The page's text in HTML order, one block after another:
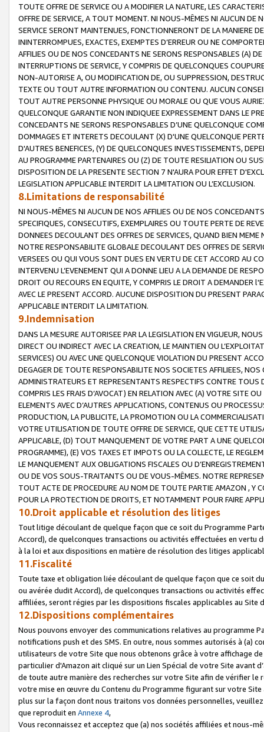
TOUTE OFFRE DE SERVICE OU A MODIFIER LA NATURE, LES
OFFRE DE SERVICE, A TOUT MOMENT. NI NOUS-MÊMES NI AUCUN DE
SERVICE SERONT MAINTENUES, FONCTIONNERONT DE LA MANIERE
ININTERROMPUES, EXACTES, EXEMPTES D’ERREUR OU NE
AFFILIES OU DE NOS CONCEDANTS NE SERONS RESPONSABLES (A)
INTERRUPTIONS DE SERVICE, Y COMPRIS DE QUELCONQUES
NON-AUTORISE A, OU MODIFICATION DE, OU SUPPRESSION,
TEXTE OU TOUT AUTRE INFORMATION OU CONTENU. AUCUN
TOUT AUTRE PERSONNE PHYSIQUE OU MORALE OU QUE VOUS
QUELCONQUE GARANTIE NON INDIQUEE EXPRESSEMENT DANS LE
CONCEDANTS NE SERONS RESPONSABLES D’UNE QUELCONQUE
DOMMAGES ET INTERETS DECOULANT (X) D'UNE QUELCONQUE
D'AUTRES BENEFICES, (Y) DE QUELCONQUES INVESTISSEMENTS,
AU PROGRAMME PARTENAIRES OU (Z) DE TOUTE RESILIATION OU
DISPOSITION DE LA PRESENTE SECTION 7 N'AURA POUR EFFET
LEGISLATION APPLICABLE INTERDIT LA LIMITATION OU L’EXCLUSION.
8.Limitations de responsabilité
NI NOUS-MÊMES NI AUCUN DE NOS AFFILIES OU DE NOS
SPECIFIQUES, CONSECUTIFS, EXEMPLAIRES OU TOUTE PERTE DE
DONNEES DECOULANT DES OFFRES DE SERVICES, QUAND BIEN
NOTRE RESPONSABILITE GLOBALE DECOULANT DES OFFRES DE
VERSEES OU QUI VOUS SONT DUES EN VERTU DE CET ACCORD AU
INTERVENU L’EVENEMENT QUI A DONNE LIEU A LA DEMANDE DE
DROIT OU RECOURS EN EQUITE, Y COMPRIS LE DROIT A DEMANDER
AVEC LE PRESENT ACCORD. AUCUNE DISPOSITION DU PRESENT
APPLICABLE INTERDIT LA LIMITATION.
9.Indemnisation
DANS LA MESURE AUTORISEE PAR LA LEGISLATION EN VIGUEUR,
DIRECT OU INDIRECT AVEC LA CREATION, LE MAINTIEN OU
SERVICES) OU AVEC UNE QUELCONQUE VIOLATION DU PRESENT
DEGAGER DE TOUTE RESPONSABILITE NOS SOCIETES AFFILIEES,
ADMINISTRATEURS ET REPRESENTANTS RESPECTIFS CONTRE
COMPRIS LES FRAIS D’AVOCAT) EN RELATION AVEC (A) VOTRE SITE
ELEMENTS AVEC D’AUTRES APPLICATIONS, CONTENUS OU
PRODUCTION, LA PUBLICITE, LA PROMOTION OU LA
VOTRE UTILISATION DE TOUTE OFFRE DE SERVICE, QUE CETTE
APPLICABLE, (D) TOUT MANQUEMENT DE VOTRE PART A UNE
PROGRAMME), (E) VOS TAXES ET IMPOTS OU LA COLLECTE, LE
LE MANQUEMENT AUX OBLIGATIONS FISCALES OU
OU DE VOS SOUS-TRAITANTS OU DE VOUS-MÊMES. NOTRE
TOUT ACTE DE PROCEDURE AU NOM DE TOUTE PARTIE AMAZON , Y
POUR LA PROTECTION DE DROITS, ET NOTAMMENT POUR FAIRE
10.Droit applicable et résolution des litiges
Tout litige découlant de quelque façon que ce soit du Programme
Accord), de quelconques transactions ou activités effectuées en vertu
à la loi et aux dispositions en matière de résolution des litiges
11.Fiscalité
Toute taxe et obligation liée découlant de quelque façon que ce soit
ou avérée dudit Accord), de quelconques transactions ou activités
affiliées, seront régies par les dispositions fiscales applicables au Site
12.Dispositions complémentaires
Nous pouvons envoyer des communications relatives au programme
notifications push et des SMS. En outre, nous sommes autorisés à
utilisateurs de votre Site que nous obtenons grâce à votre affichage
particulier d'Amazon ait cliqué sur un Lien Spécial de votre Site avant
de toute autre manière des recherches sur votre Site afin de vérifier
votre mise en œuvre du Contenu du Programme figurant sur votre
plus sur la façon dont nous traitons vos données personnelles,
que reproduit en Annexe 4,
Vous reconnaissez et acceptez que (a) nos sociétés affiliées et nous-